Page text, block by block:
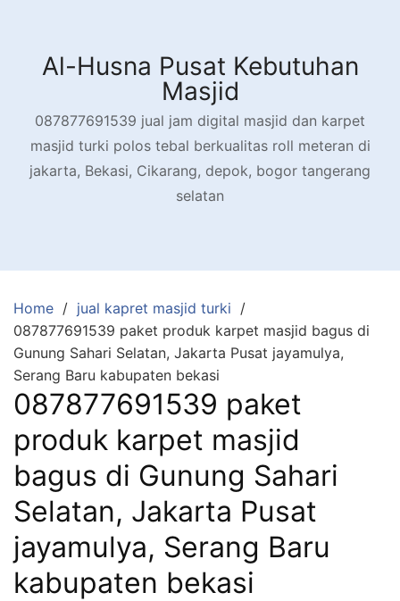
contentAl-Husna Pusat Kebutuhan
Masjid
087877691539 jual jam digital masjid dan karpet
masjid turki polos tebal berkualitas roll meteran di
jakarta, Bekasi, Cikarang, depok, bogor tangerang
selatan
Home
jual kapret masjid turki
087877691539 paket produk karpet masjid bagus di
Gunung Sahari Selatan, Jakarta Pusat jayamulya,
Serang Baru kabupaten bekasi
087877691539 paket
produk karpet masjid
bagus di Gunung Sahari
Selatan, Jakarta Pusat
jayamulya, Serang Baru
kabupaten bekasi